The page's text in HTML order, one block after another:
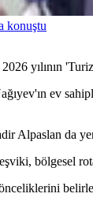
konuştu
yılının
ev
Alpaslan da
bölgesel